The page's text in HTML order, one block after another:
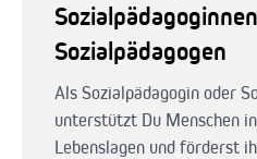
Sozialpädagogen
Als Sozialpädagogin oder
unterstützt Du Menschen
Lebenslagen und förderst